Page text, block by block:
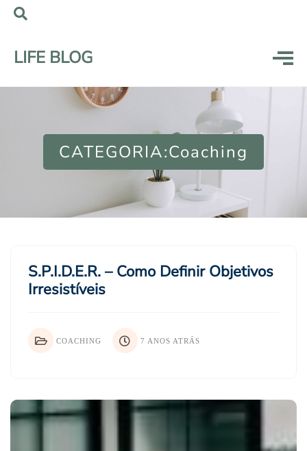
LIFE BLOG
CATEGORIA:Coaching
S.P.I.D.E.R. – Como Definir Objetivos
Irresistíveis
COACHING 7 ANOS ATRÁS